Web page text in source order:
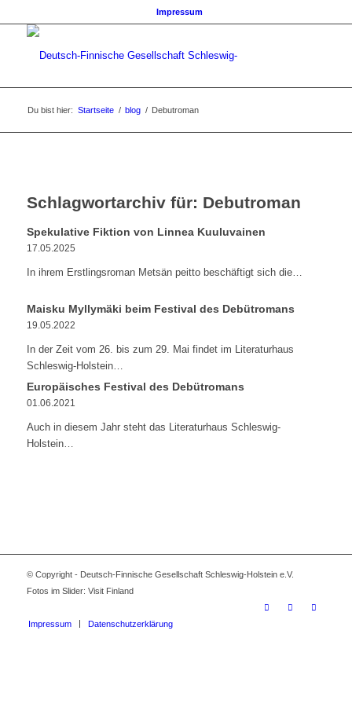
Impressum
Du bist hier: Startseite / blog / Debutroman
Schlagwortarchiv für: Debutroman
Spekulative Fiktion von Linnea Kuuluvainen
17.05.2025
In ihrem Erstlingsroman Metsän peitto beschäftigt sich die…
Maisku Myllymäki beim Festival des Debütromans
19.05.2022
In der Zeit vom 26. bis zum 29. Mai findet im Literaturhaus
Schleswig-Holstein…
Europäisches Festival des Debütromans
01.06.2021
Auch in diesem Jahr steht das Literaturhaus Schleswig-
Holstein…
© Copyright - Deutsch-Finnische Gesellschaft Schleswig-Holstein e.V.
Fotos im Slider: Visit Finland
Impressum Datenschutzerklärung